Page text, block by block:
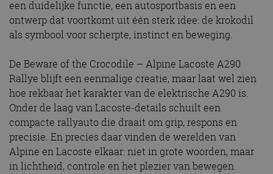
een duidelijke functie, een autosportbasis en een
ontwerp dat voortkomt uit één sterk idee: de krokodil
als symbool voor scherpte, instinct en beweging.
De Beware of the Crocodile – Alpine Lacoste A290
Rallye blijft een eenmalige creatie, maar laat wel zien
hoe rekbaar het karakter van de elektrische A290 is.
Onder de laag van Lacoste-details schuilt een
compacte rallyauto die draait om grip, respons en
precisie. En precies daar vinden de werelden van
Alpine en Lacoste elkaar: niet in grote woorden, maar
in lichtheid, controle en het plezier van bewegen.